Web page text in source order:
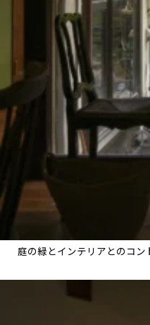
庭の緑とインテリアとのコン